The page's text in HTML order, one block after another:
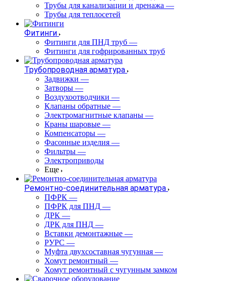
Трубы для канализации и дренажа —
Трубы для теплосетей
Фитинги
Фитинги для ПНД труб —
Фитинги для гофрированных труб
Трубопроводная арматура
Задвижки —
Затворы —
Воздухоотводчики —
Клапаны обратные —
Электромагнитные клапаны —
Краны шаровые —
Компенсаторы —
Фасонные изделия —
Фильтры —
Электроприводы
Еще
Ремонтно-соединительная арматура
ПФРК —
ПФРК для ПНД —
ДРК —
ДРК для ПНД —
Вставки демонтажные —
РУРС —
Муфта двухсоставная чугунная —
Хомут ремонтный —
Хомут ремонтный с чугунным замком